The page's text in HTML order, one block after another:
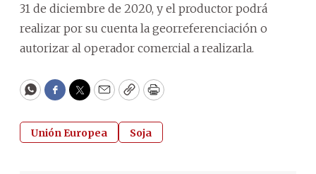
31 de diciembre de 2020, y el productor podrá
realizar por su cuenta la georreferenciación o
autorizar al operador comercial a realizarla.
WhatsApp
Facebook
Twitter
EmailCopyPrint
Unión Europea Soja